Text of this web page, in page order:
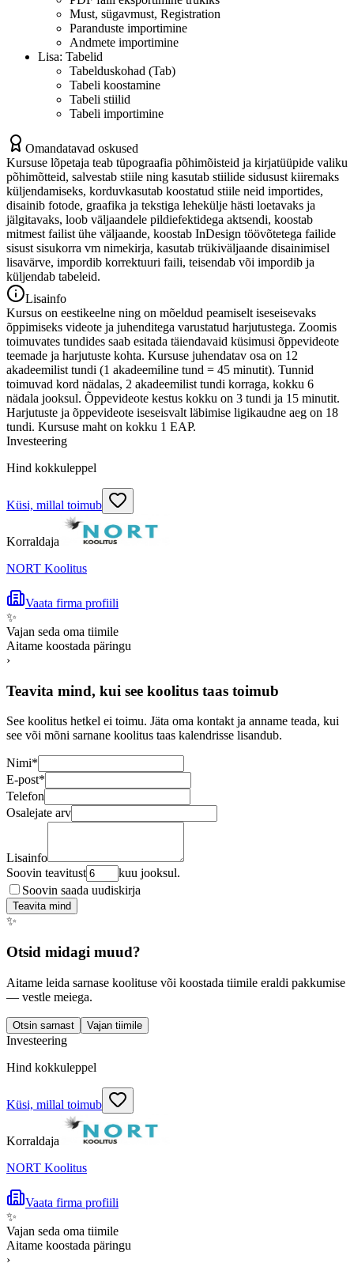
Must, sügavmust, Registration
Paranduste importimine
Andmete importimine
Lisa: Tabelid
Tabelduskohad (Tab)
Tabeli koostamine
Tabeli stiilid
Tabeli importimine
Omandatavad oskused
Kursuse lõpetaja teab tüpograafia põhimõisteid ja kirjatüüpide valiku
põhimõtteid, salvestab stiile ning kasutab stiilide sidusust kiiremaks
küljendamiseks, korduvkasutab koostatud stiile neid importides,
disainib fotode, graafika ja tekstiga lehekülje hästi loetavaks ja
jälgitavaks, loob väljaandele pildiefektidega aktsendi, koostab
mitmest failist ühe väljaande, koostab InDesign töövõtetega failide
sisust sisukorra vm nimekirja, kasutab trükiväljaande disainimisel
lisavärve, impordib korrektuuri faili, teisendab või impordib ja
küljendab tabeleid.
Lisainfo
Kursus on eestikeelne ning on mõeldud peamiselt iseseisevaks
õppimiseks videote ja juhenditega varustatud harjutustega. Zoomis
toimuvates tundides saab esitada täiendavaid küsimusi õppevideote
teemade ja harjutuste kohta. Kursuse juhendatav osa on 12
akadeemilist tundi (1 akadeemiline tund = 45 minutit). Tunnid
toimuvad kord nädalas, 2 akadeemilist tundi korraga, kokku 6
nädala jooksul. Õppevideote kestus kokku on 3 tundi ja 15 minutit.
Harjutuste ja õppevideote iseseisvalt läbimise ligikaudne aeg on 18
tundi. Kursuse maht on kokku 1 EAP.
Investeering
Hind kokkuleppel
Küsi, millal toimub
Korraldaja
NORT Koolitus
Vaata firma profiili
✨
Vajan seda oma tiimile
Aitame koostada päringu
›
Teavita mind, kui see koolitus taas toimub
See koolitus hetkel ei toimu. Jäta oma kontakt ja anname teada, kui
see või mõni sarnane koolitus taas kalendrisse lisandub.
Nimi*
E-post*
Telefon
Osalejate arv
Lisainfo
Soovin teavitust
kuu jooksul.
Soovin saada uudiskirja
Teavita mind
✨
Otsid midagi muud?
Aitame leida sarnase koolituse või koostada tiimile eraldi pakkumise
— vestle meiega.
Otsin sarnast Vajan tiimile
Investeering
Hind kokkuleppel
Küsi, millal toimub
Korraldaja
NORT Koolitus
Vaata firma profiili
✨
Vajan seda oma tiimile
Aitame koostada päringu
›